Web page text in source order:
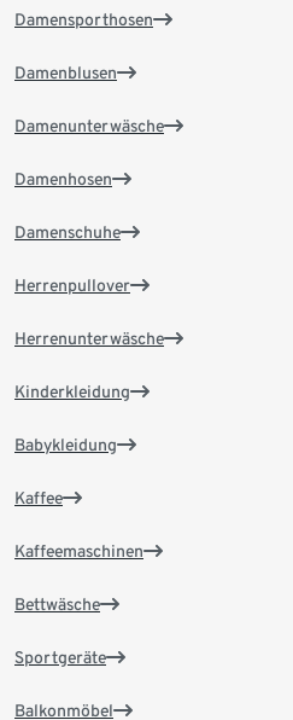
Damensporthosen
Damenblusen
Damenunterwäsche
Damenhosen
Damenschuhe
Herrenpullover
Herrenunterwäsche
Kinderkleidung
Babykleidung
Kaffee
Kaffeemaschinen
Bettwäsche
Sportgeräte
Balkonmöbel